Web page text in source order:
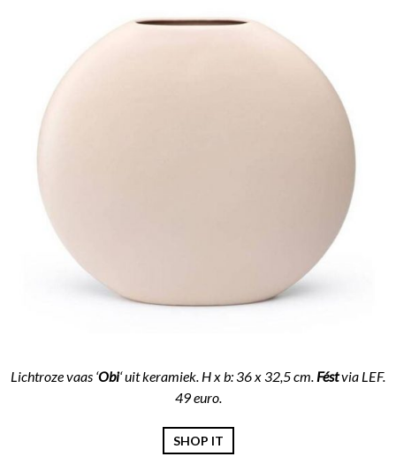
Lichtroze vaas ‘Obi‘ uit keramiek. H x b: 36 x 32,5 cm. Féstvia LEF.
49 euro.
SHOP IT